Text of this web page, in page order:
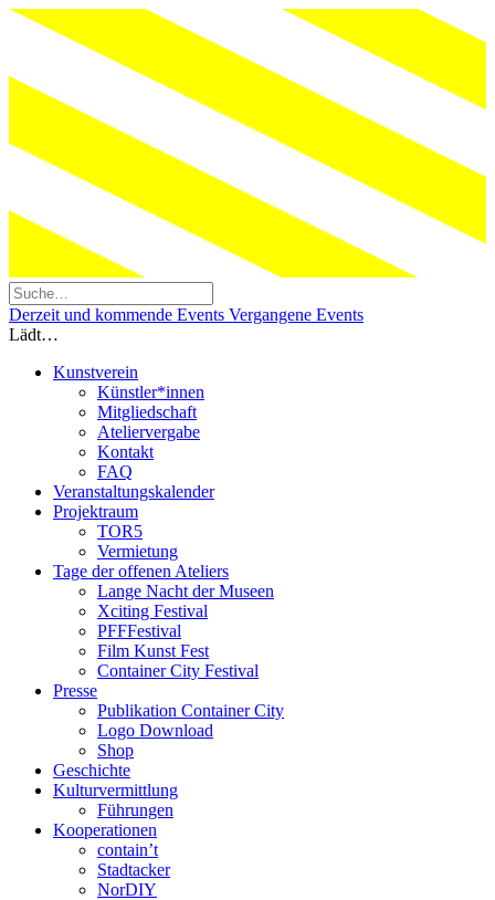
Derzeit und kommende Events Vergangene Events
Lädt…
Kunstverein
Künstler*innen
Mitgliedschaft
Ateliervergabe
Kontakt
FAQ
Veranstaltungskalender
Projektraum
TOR5
Vermietung
Tage der offenen Ateliers
Lange Nacht der Museen
Xciting Festival
PFFFestival
Film Kunst Fest
Container City Festival
Presse
Publikation Container City
Logo Download
Shop
Geschichte
Kulturvermittlung
Führungen
Kooperationen
contain’t
Stadtacker
NorDIY